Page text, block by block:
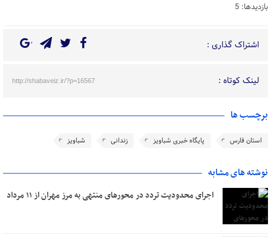
بازدیدها: 5
اشتراک گذاری :
لینک کوتاه : http://shabaveiz.ir/?p=16567
برچسب ها
استان فارس پایگاه خبری شباویز زندانی شباویز
نوشته های مشابه
اجرای محدودیت تردد در محورهای منتهی به مرز مهران از ۱۱ مرداد